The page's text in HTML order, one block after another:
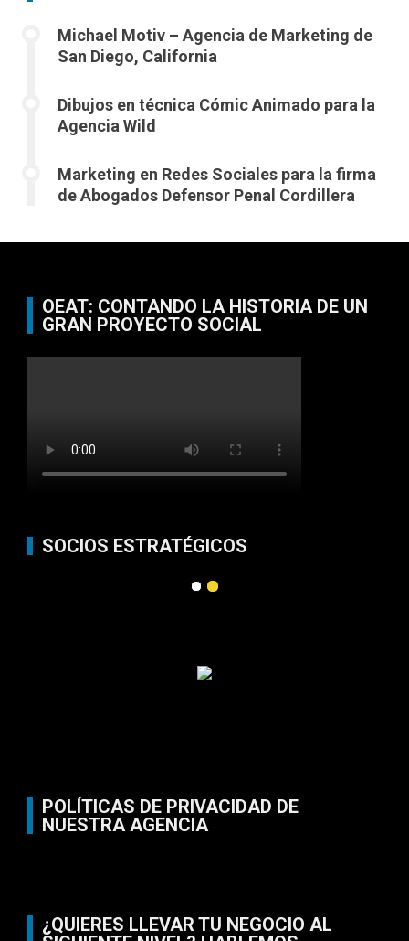
Michael Motiv – Agencia de Marketing de
San Diego, California
Dibujos en técnica Cómic Animado para la
Agencia Wild
Marketing en Redes Sociales para la firma
de Abogados Defensor Penal Cordillera
OEAT: CONTANDO LA HISTORIA DE UN
GRAN PROYECTO SOCIAL
SOCIOS ESTRATÉGICOS
POLÍTICAS DE PRIVACIDAD DE
NUESTRA AGENCIA
¿QUIERES LLEVAR TU NEGOCIO AL